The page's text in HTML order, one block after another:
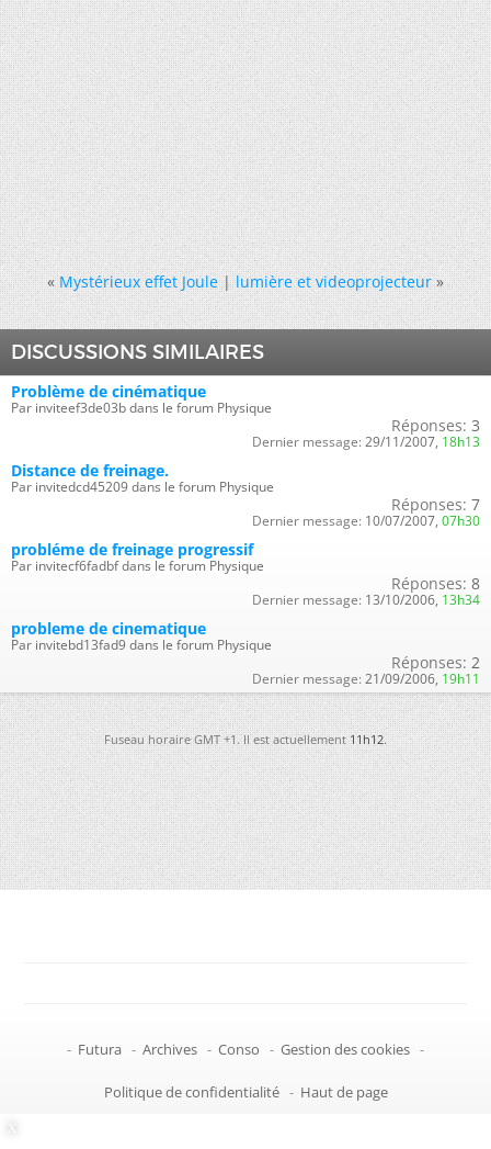
« Mystérieux effet Joule|lumière et videoprojecteur »
DISCUSSIONS SIMILAIRES
Problème de cinématique
Par inviteef3de03b dans le forum Physique
Réponses: 3
Dernier message: 29/11/2007, 18h13
Distance de freinage.
Par invitedcd45209 dans le forum Physique
Réponses: 7
Dernier message: 10/07/2007, 07h30
probléme de freinage progressif
Par invitecf6fadbf dans le forum Physique
Réponses: 8
Dernier message: 13/10/2006, 13h34
probleme de cinematique
Par invitebd13fad9 dans le forum Physique
Réponses: 2
Dernier message: 21/09/2006, 19h11
Fuseau horaire GMT +1. Il est actuellement11h12.
- Futura - Archives - Conso - Gestion des cookies -
Politique de confidentialité - Haut de page